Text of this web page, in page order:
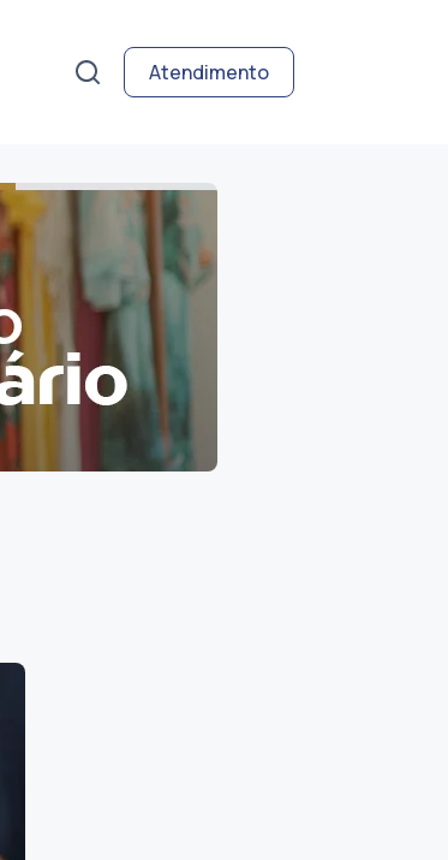
Atendimento